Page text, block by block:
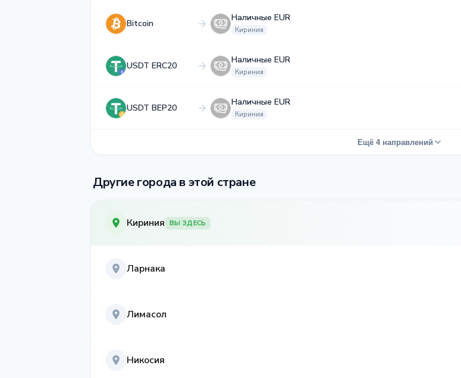
Bitcoin
Наличные EUR
Кириния
USDT ERC20
Наличные EUR
Кириния
USDT BEP20
Наличные EUR
Кириния
Ещё 4 направлений
Другие города в этой стране
Кириния ВЫ ЗДЕСЬ
Ларнака
Лимасол
Никосия